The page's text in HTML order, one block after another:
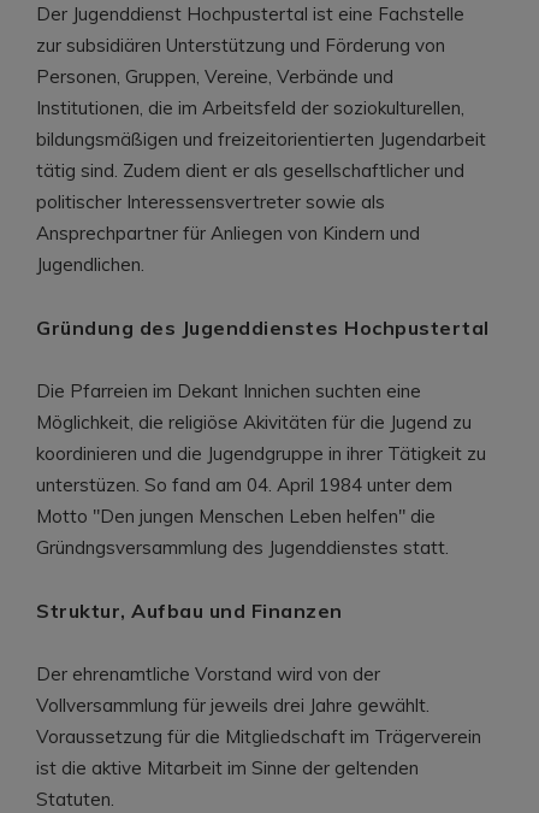
Der Jugenddienst Hochpustertal ist eine Fachstelle
zur subsidiären Unterstützung und Förderung von
Personen, Gruppen, Vereine, Verbände und
Institutionen, die im Arbeitsfeld der soziokulturellen,
bildungsmäßigen und freizeitorientierten Jugendarbeit
tätig sind. Zudem dient er als gesellschaftlicher und
politischer Interessensvertreter sowie als
Ansprechpartner für Anliegen von Kindern und
Jugendlichen.
Gründung des Jugenddienstes Hochpustertal
Die Pfarreien im Dekant Innichen suchten eine
Möglichkeit, die religiöse Akivitäten für die Jugend zu
koordinieren und die Jugendgruppe in ihrer Tätigkeit zu
unterstüzen. So fand am 04. April 1984 unter dem
Motto "Den jungen Menschen Leben helfen" die
Gründngsversammlung des Jugenddienstes statt.
Struktur, Aufbau und Finanzen
Der ehrenamtliche Vorstand wird von der
Vollversammlung für jeweils drei Jahre gewählt.
Voraussetzung für die Mitgliedschaft im Trägerverein
ist die aktive Mitarbeit im Sinne der geltenden
Statuten.